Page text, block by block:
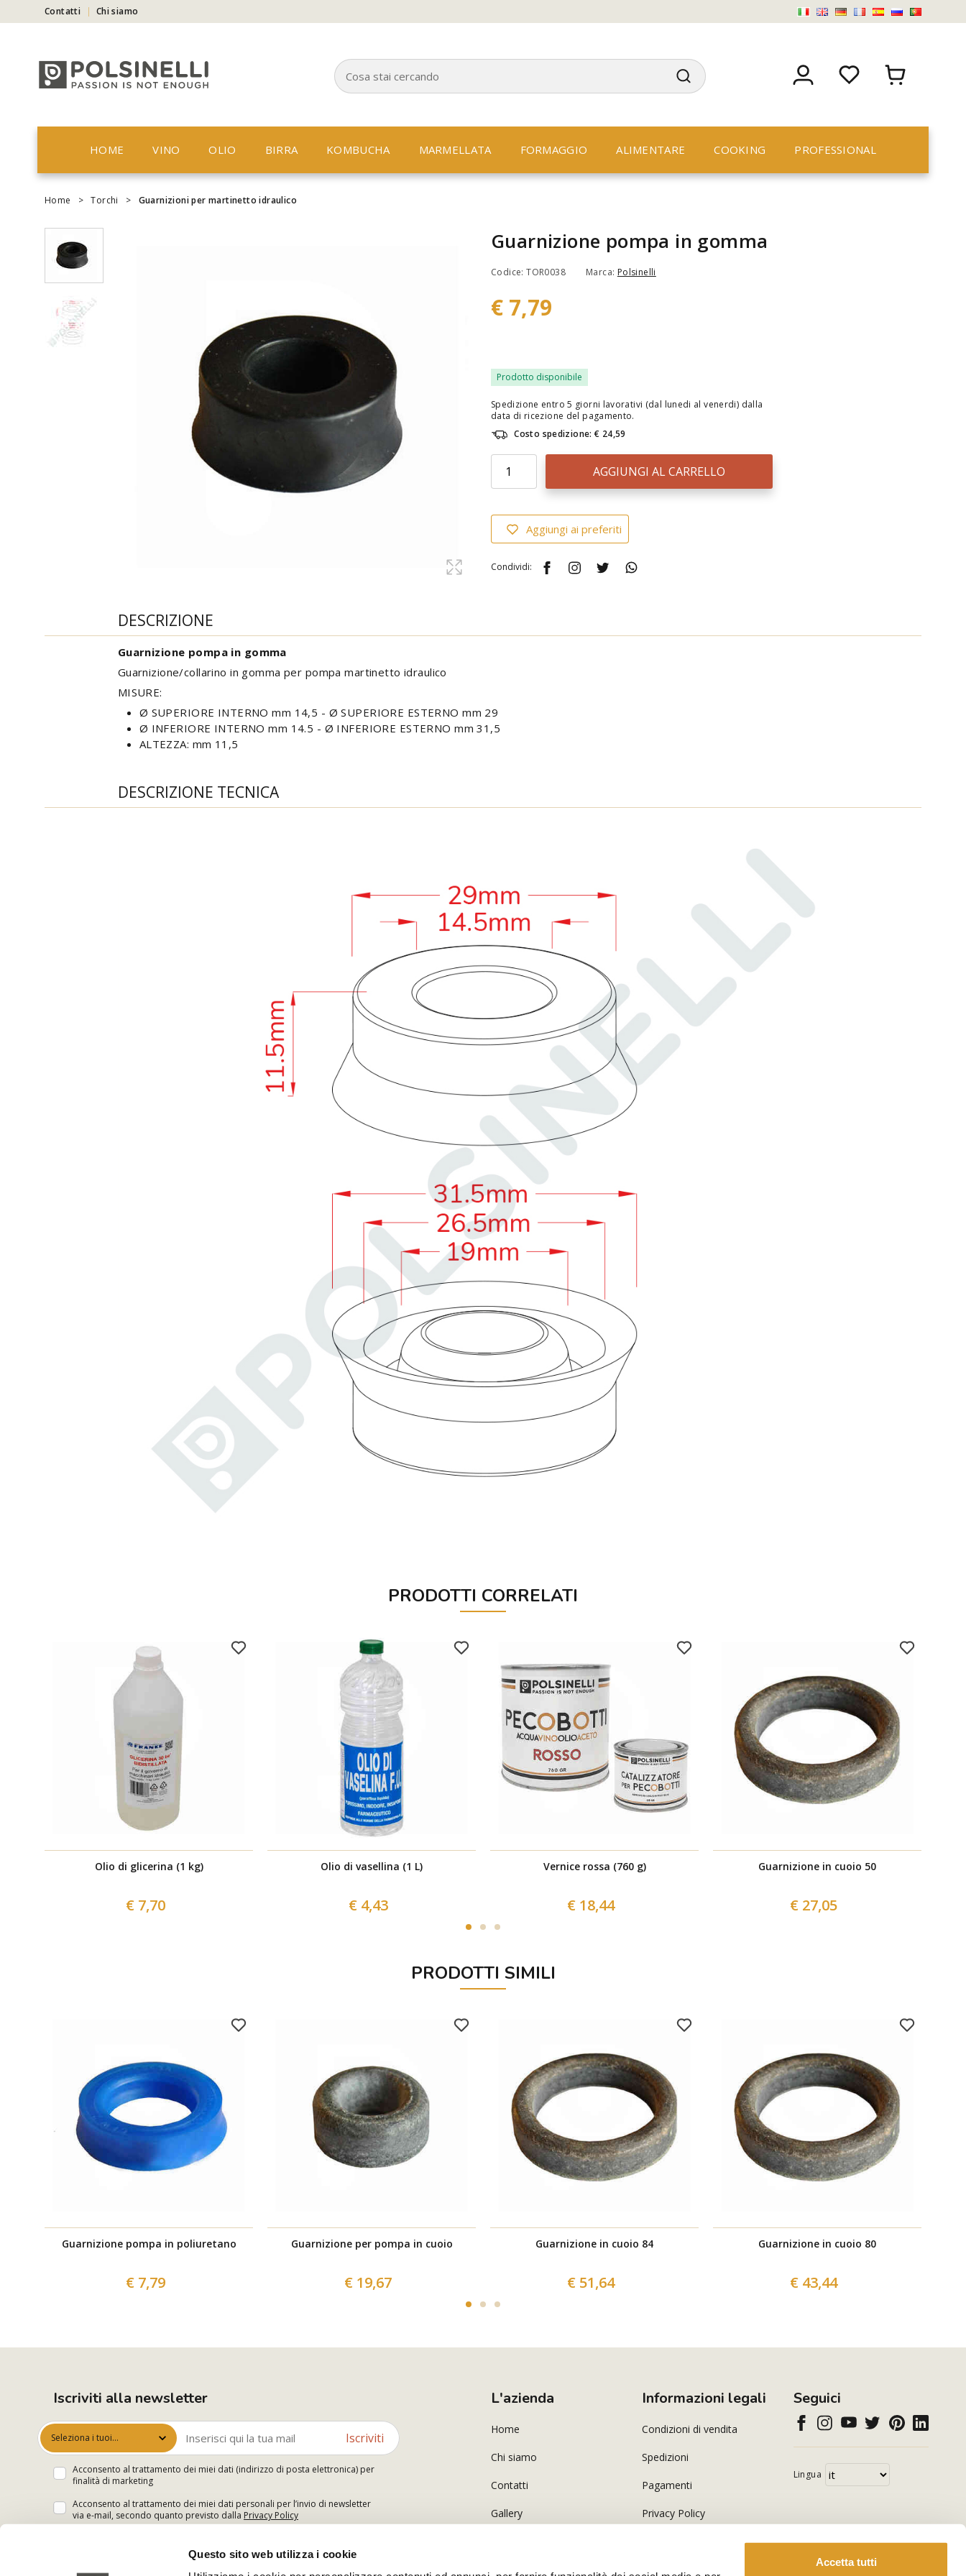
Questo sito web utilizza i cookie
Accetta tutti
Contatti Chi siamo
HOME VINO OLIO BIRRA KOMBUCHA MARMELLATA FORMAGGIO ALIMENTARE COOKING PROFESSIONAL
Home > Torchi > Guarnizioni per martinetto idraulico
Guarnizione pompa in gomma
Codice: TOR0038 Marca: Polsinelli
€ 7,79
Prodotto disponibile
Spedizione entro 5 giorni lavorativi (dal lunedi al venerdi) dalla
data di ricezione del pagamento.
Costo spedizione: € 24,59
AGGIUNGI AL CARRELLO
Aggiungi ai preferiti
Condividi:
DESCRIZIONE
Guarnizione pompa in gomma
Guarnizione/collarino in gomma per pompa martinetto idraulico
MISURE:
Ø SUPERIORE INTERNO mm 14,5 - Ø SUPERIORE ESTERNO mm 29
Ø INFERIORE INTERNO mm 14.5 - Ø INFERIORE ESTERNO mm 31,5
ALTEZZA: mm 11,5
DESCRIZIONE TECNICA
PRODOTTI CORRELATI
Olio di glicerina (1 kg)
€ 7,70
Olio di vasellina (1 L)
€ 4,43
Vernice rossa (760 g)
€ 18,44
Guarnizione in cuoio 50
€ 27,05
PRODOTTI SIMILI
Guarnizione pompa in poliuretano
€ 7,79
Guarnizione per pompa in cuoio
€ 19,67
Guarnizione in cuoio 84
€ 51,64
Guarnizione in cuoio 80
€ 43,44
Iscriviti alla newsletter
Seleziona i tuoi
interessi
Iscriviti
Acconsento al trattamento dei miei dati (indirizzo di posta elettronica) per
finalità di marketing
Acconsento al trattamento dei miei dati personali per l’invio di newsletter
via e-mail, secondo quanto previsto dalla Privacy Policy
L'azienda
Home
Chi siamo
Contatti
Gallery
Informazioni legali
Condizioni di vendita
Spedizioni
Pagamenti
Privacy Policy
Seguici
Lingua